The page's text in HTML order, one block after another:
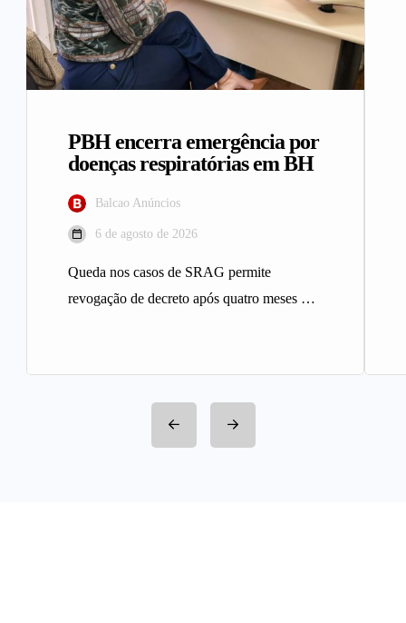
PBH encerra emergência por
doenças respiratórias em BH
Balcao Anúncios
6 de agosto de 2026
Queda nos casos de SRAG permite
revogação de decreto após quatro meses A